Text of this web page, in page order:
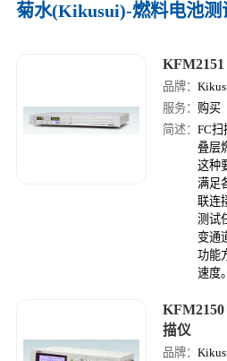
菊水(Kikusui)-燃料电池测
品牌：
服务： 购买
简述：FC扫
叠层
这种
满足
联连
测试
变通
功能
速度。
KFM2150
描仪
品牌：